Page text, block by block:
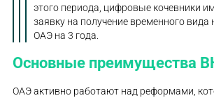
этого периода, цифровые кочевники
заявку на получение временного вида
ОАЭ на 3 года.
Основные преимущества
ОАЭ активно работают над реформами,